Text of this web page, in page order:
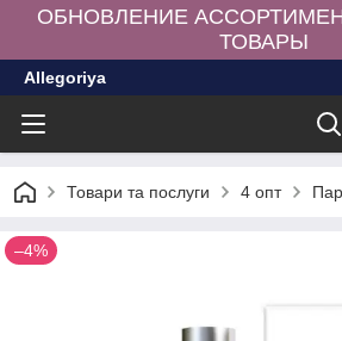
ОБНОВЛЕНИЕ
ТОВАРЫ
Allegoriya
Товари та послуги 4 опт
–4%